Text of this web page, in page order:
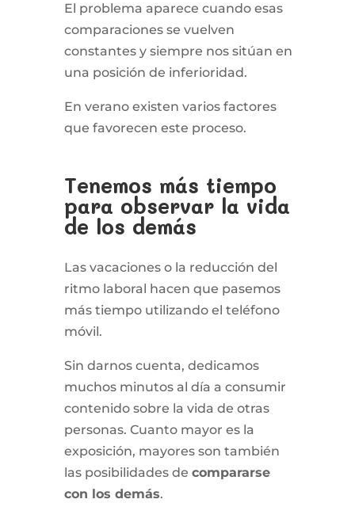
El problema aparece cuando esas
comparaciones se vuelven
constantes y siempre nos sitúan en
una posición de inferioridad.
En verano existen varios factores
que favorecen este proceso.
Tenemos más tiempo
para observar la vida
de los demás
Las vacaciones o la reducción del
ritmo laboral hacen que pasemos
más tiempo utilizando el teléfono
móvil.
Sin darnos cuenta, dedicamos
muchos minutos al día a consumir
contenido sobre la vida de otras
personas. Cuanto mayor es la
exposición, mayores son también
las posibilidades decompararse
con los demás.